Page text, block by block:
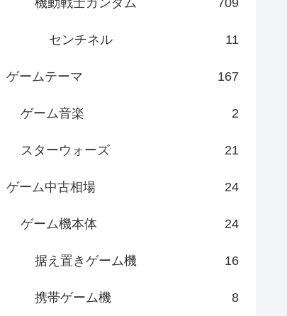
センチネル 11
ゲームテーマ 167
ゲーム音楽 2
スターウォーズ 21
ゲーム中古相場 24
ゲーム機本体 24
据え置きゲーム機 16
携帯ゲーム機 8